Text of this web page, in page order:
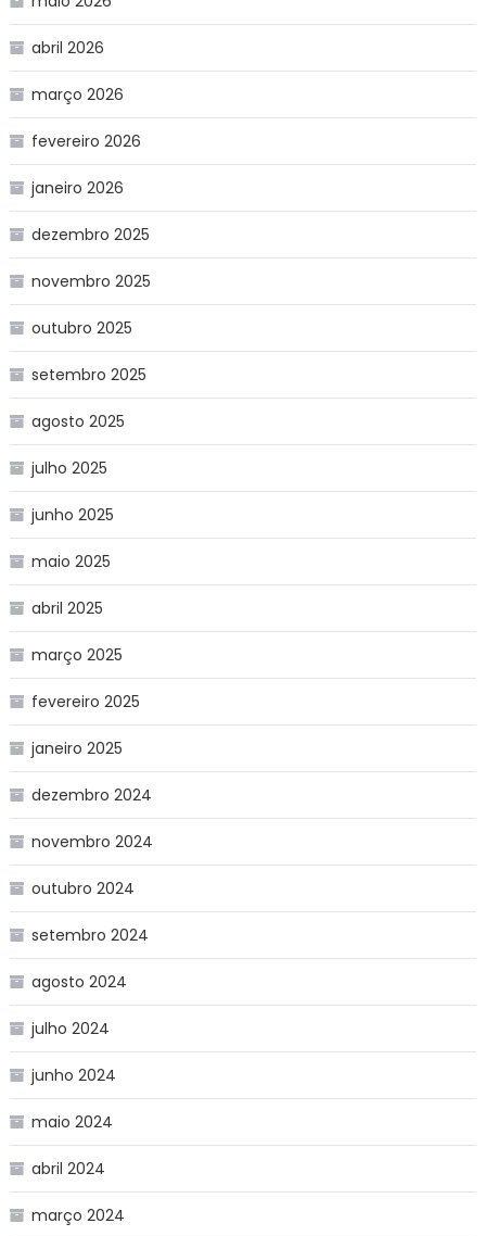
abril 2026
março 2026
fevereiro 2026
janeiro 2026
dezembro 2025
novembro 2025
outubro 2025
setembro 2025
agosto 2025
julho 2025
junho 2025
maio 2025
abril 2025
março 2025
fevereiro 2025
janeiro 2025
dezembro 2024
novembro 2024
outubro 2024
setembro 2024
agosto 2024
julho 2024
junho 2024
maio 2024
abril 2024
março 2024